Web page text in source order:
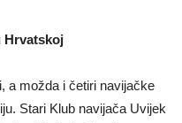
Hrvatskoj
a možda i četiri navijačke
Stari Klub navijača Uvijek